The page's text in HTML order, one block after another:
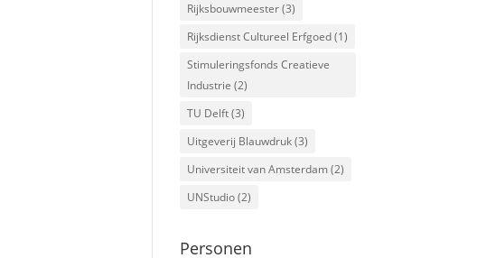
Rijksbouwmeester(3)
Rijksdienst Cultureel Erfgoed(1)
Stimuleringsfonds Creatieve
Industrie (2)
TU Delft(3)
Uitgeverij Blauwdruk(3)
Universiteit van Amsterdam(2)
UNStudio(2)
Personen